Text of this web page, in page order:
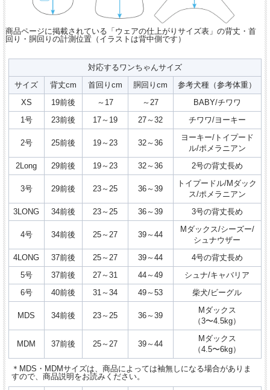
商品ページに掲載されている「ウェアの仕上がりサイズ表」の背丈・首
回り・胴回りの計測位置（イラストは背中側です）
対応するワンちゃんサイズ
サイズ
背丈cm 首回りcm 胴回りcm
参考犬種（参考体重）
XS
19前後 ～17 ～27
BABY/チワワ
1号
23前後 17～19 27～32 チワワ/ヨーキー
2号 25前後 19～23 32～36
ヨーキー/トイプード
ル/ポメラニアン
2Long
29前後 19～23 32～36 2号の背丈長め
3号 29前後 23～25 36～39
トイプードル/Mダック
ス/ポメラニアン
3LONG
34前後 23～25 36～39 3号の背丈長め
4号 34前後 25～27 39～44
Mダックス/シーズー/
シュナウザー
4LONG
37前後 25～27 39～44
4号の背丈長め
5号
37前後 27～31 44～49
シュナ/キャバリア
6号
40前後 31～34 49～53 柴犬/ビーグル
MDS 34前後 23～25 36～39
Mダックス
（3〜4.5kg）
MDM 37前後 25～27 39～44
Mダックス
（4.5〜6kg）
＊MDS・MDMサイズは、商品によっては袖無しになる場合がありま
すので、商品説明をお読みください。